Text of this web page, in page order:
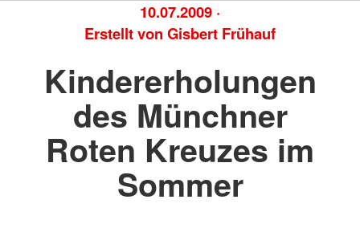
10.07.2009 ·
Erstellt von Gisbert Frühauf
Kindererholungen
des Münchner
Roten Kreuzes im
Sommer